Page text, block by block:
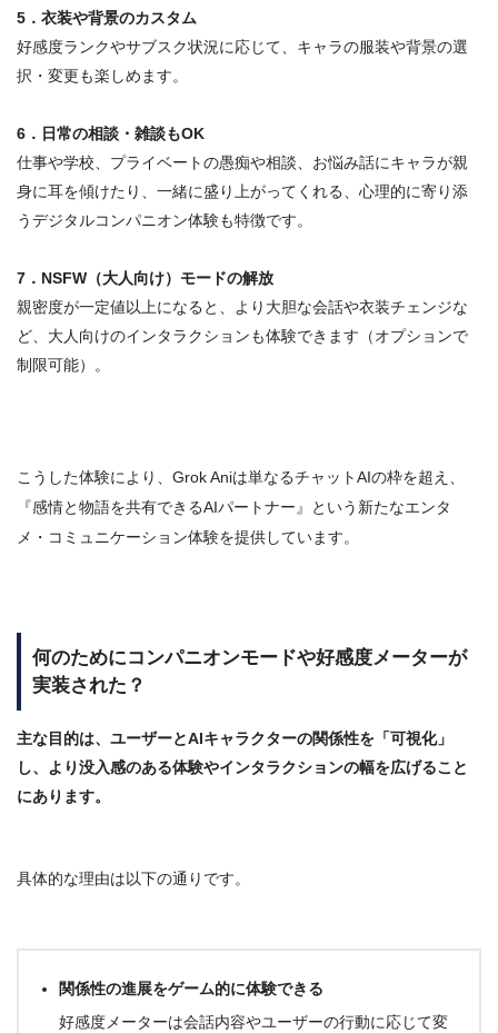
5．衣装や背景のカスタム
好感度ランクやサブスク状況に応じて、 キャラの服装や背景の選
択・変更も楽しめます。
6．日常の相談・雑談もOK
仕事や学校、プライベートの愚痴や相談、お悩み話にキャラが親
身に耳を傾けたり、一緒に盛り上がってくれる、 心理的に寄り添
うデジタルコンパニオン体験も特徴です。
7．NSFW（大人向け）モードの解放
親密度が一定値以上になると、より大胆な会話や衣装チェンジな
ど、大人向けのインタラクションも体験できます（オプションで
制限可能）
。
こうした体験により、Grok Aniは単なるチャットAIの枠を超え、
『感情と物語を共有できるAIパートナー』という新たなエンタ
メ・コミュニケーション体験を提供しています。
何のためにコンパニオンモードや好感度メーターが
実装された？
主な目的は、ユーザーとAIキャラクターの関係性を 「可視化」
し、より没入感のある体験やインタラクションの幅を広げること
にあります。
具体的な理由は以下の通りです。
関係性の進展をゲーム的に体験できる
好感度メーターは会話内容やユーザーの行動に応じて変